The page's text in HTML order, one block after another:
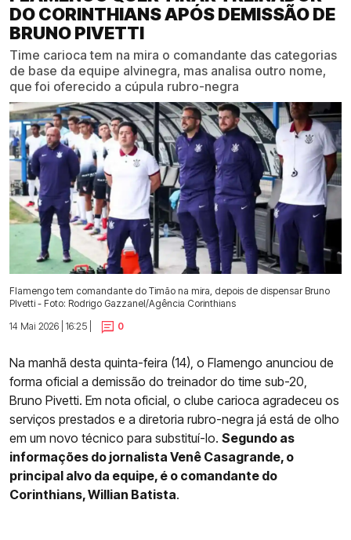
DO CORINTHIANS APÓS DEMISSÃO DE
BRUNO PIVETTI
Time carioca tem na mira o comandante das categorias
de base da equipe alvinegra, mas analisa outro nome,
que foi oferecido a cúpula rubro-negra
Flamengo tem comandante do Timão na mira, depois de dispensar Bruno
PIvetti - Foto: Rodrigo Gazzanel/Agência Corinthians
14 Mai 2026 | 16:25 |
0
Na manhã desta quinta-feira (14), o Flamengo anunciou de
forma oficial a demissão do treinador do time sub-20,
Bruno Pivetti. Em nota oficial, o clube carioca agradeceu os
serviços prestados e a diretoria rubro-negra já está de olho
em um novo técnico para substituí-lo. Segundo as
informações do jornalista Venê Casagrande, o
principal alvo da equipe, é o comandante do
Corinthians, Willian Batista.